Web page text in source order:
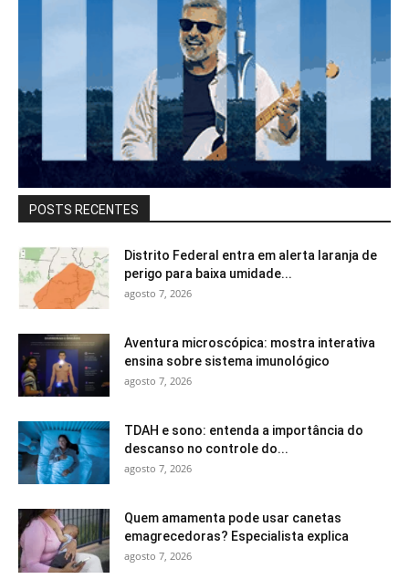
POSTS RECENTES
Distrito Federal entra em alerta laranja de
perigo para baixa umidade...
agosto 7, 2026
Aventura microscópica: mostra interativa
ensina sobre sistema imunológico
agosto 7, 2026
TDAH e sono: entenda a importância do
descanso no controle do...
agosto 7, 2026
Quem amamenta pode usar canetas
emagrecedoras? Especialista explica
agosto 7, 2026